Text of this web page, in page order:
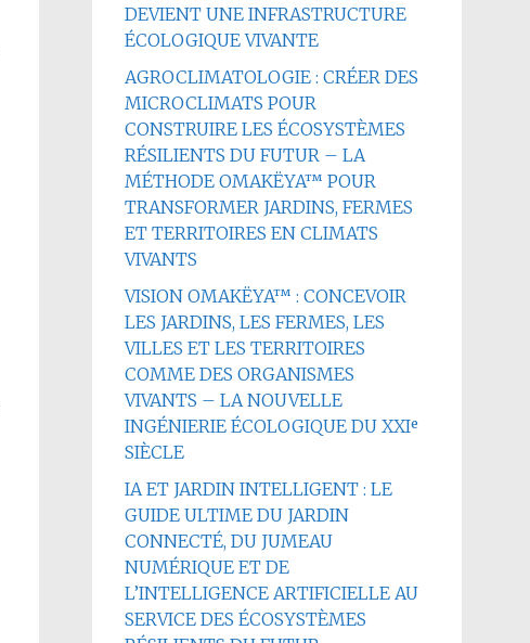
DEVIENT UNE INFRASTRUCTURE
ÉCOLOGIQUE VIVANTE
AGROCLIMATOLOGIE : CRÉER DES
MICROCLIMATS POUR
CONSTRUIRE LES ÉCOSYSTÈMES
RÉSILIENTS DU FUTUR – LA
MÉTHODE OMAKËYA™ POUR
TRANSFORMER JARDINS, FERMES
ET TERRITOIRES EN CLIMATS
VIVANTS
VISION OMAKËYA™ : CONCEVOIR
LES JARDINS, LES FERMES, LES
VILLES ET LES TERRITOIRES
COMME DES ORGANISMES
VIVANTS – LA NOUVELLE
INGÉNIERIE ÉCOLOGIQUE DU XXIᵉ
SIÈCLE
IA ET JARDIN INTELLIGENT : LE
GUIDE ULTIME DU JARDIN
CONNECTÉ, DU JUMEAU
NUMÉRIQUE ET DE
L’INTELLIGENCE ARTIFICIELLE AU
SERVICE DES ÉCOSYSTÈMES